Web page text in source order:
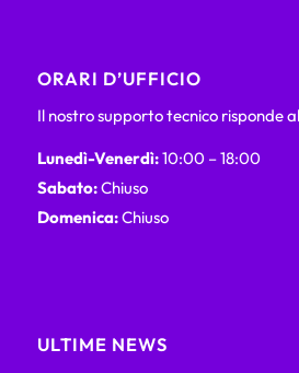
ORARI D’UFFICIO
Il nostro supporto tecnico risponde
Lunedì-Venerdì:10:00 – 18:00
Sabato:Chiuso
Domenica:Chiuso
ULTIME NEWS